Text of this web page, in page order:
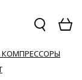
КОМПРЕССОРЫ